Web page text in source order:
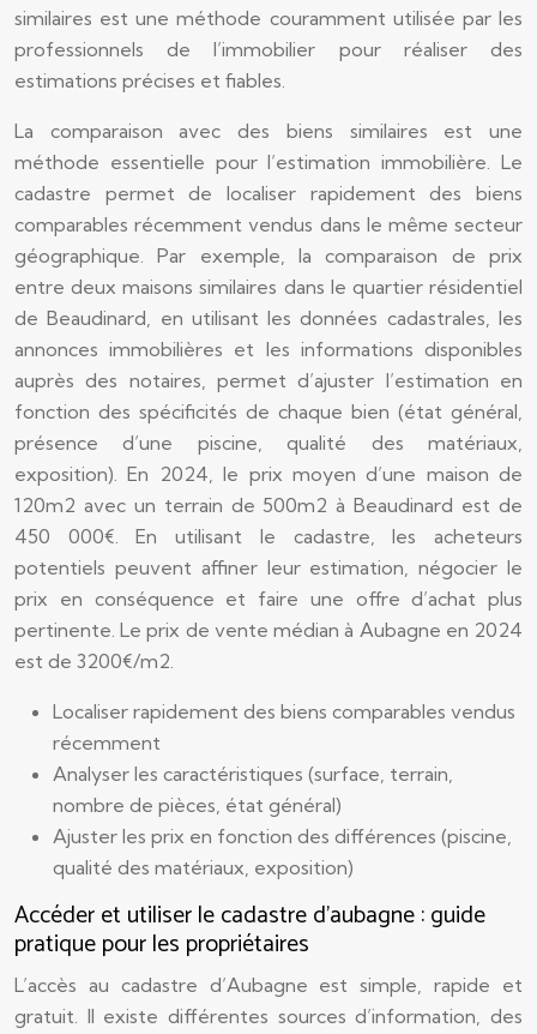
similaires est une méthode couramment utilisée par les
professionnels de l’immobilier pour réaliser des
estimations précises et fiables.
La comparaison avec des biens similaires est une
méthode essentielle pour l’estimation immobilière. Le
cadastre permet de localiser rapidement des biens
comparables récemment vendus dans le même secteur
géographique. Par exemple, la comparaison de prix
entre deux maisons similaires dans le quartier résidentiel
de Beaudinard, en utilisant les données cadastrales, les
annonces immobilières et les informations disponibles
auprès des notaires, permet d’ajuster l’estimation en
fonction des spécificités de chaque bien (état général,
présence d’une piscine, qualité des matériaux,
exposition). En 2024, le prix moyen d’une maison de
120m2 avec un terrain de 500m2 à Beaudinard est de
450 000€. En utilisant le cadastre, les acheteurs
potentiels peuvent affiner leur estimation, négocier le
prix en conséquence et faire une offre d’achat plus
pertinente. Le prix de vente médian à Aubagne en 2024
est de 3200€/m2.
Localiser rapidement des biens comparables vendus
récemment
Analyser les caractéristiques (surface, terrain,
nombre de pièces, état général)
Ajuster les prix en fonction des différences (piscine,
qualité des matériaux, exposition)
Accéder et utiliser le cadastre d’aubagne : guide
pratique pour les propriétaires
L’accès au cadastre d’Aubagne est simple, rapide et
gratuit. Il existe différentes sources d’information, des